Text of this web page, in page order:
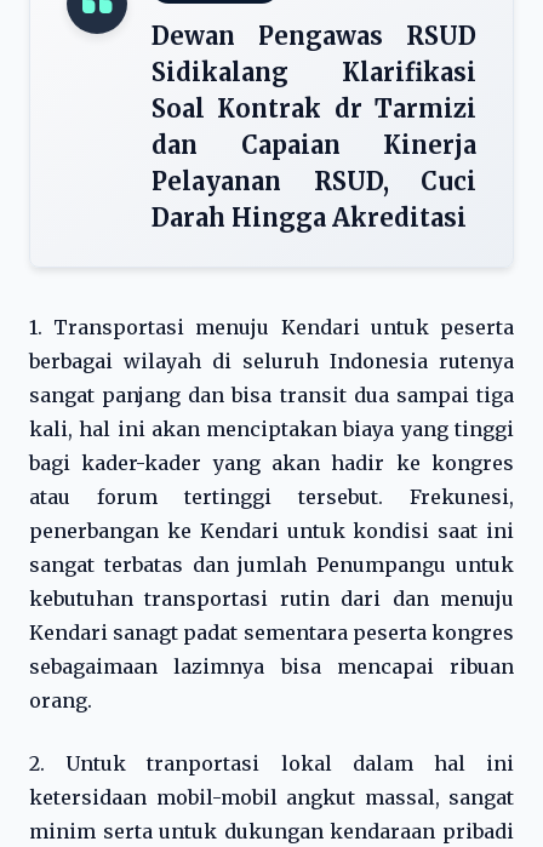
Dewan Pengawas RSUD
Sidikalang Klarifikasi
Soal Kontrak dr Tarmizi
dan Capaian Kinerja
Pelayanan RSUD, Cuci
Darah Hingga Akreditasi
1. Transportasi menuju Kendari untuk peserta
berbagai wilayah di seluruh Indonesia rutenya
sangat panjang dan bisa transit dua sampai tiga
kali, hal ini akan menciptakan biaya yang tinggi
bagi kader-kader yang akan hadir ke kongres
atau forum tertinggi tersebut. Frekunesi,
penerbangan ke Kendari untuk kondisi saat ini
sangat terbatas dan jumlah Penumpangu untuk
kebutuhan transportasi rutin dari dan menuju
Kendari sanagt padat sementara peserta kongres
sebagaimaan lazimnya bisa mencapai ribuan
orang.
2. Untuk tranportasi lokal dalam hal ini
ketersidaan mobil-mobil angkut massal, sangat
minim serta untuk dukungan kendaraan pribadi